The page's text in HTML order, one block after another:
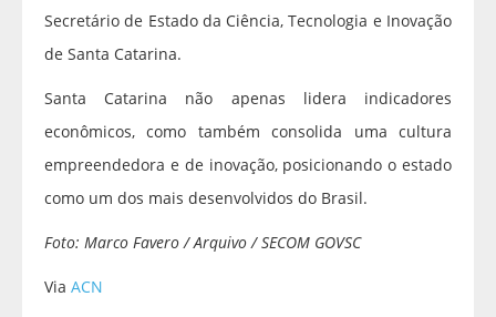
Secretário de Estado da Ciência, Tecnologia e Inovação
de Santa Catarina.
Santa Catarina não apenas lidera indicadores
econômicos, como também consolida uma cultura
empreendedora e de inovação, posicionando o estado
como um dos mais desenvolvidos do Brasil.
Foto: Marco Favero / Arquivo / SECOM GOVSC
Via ACN